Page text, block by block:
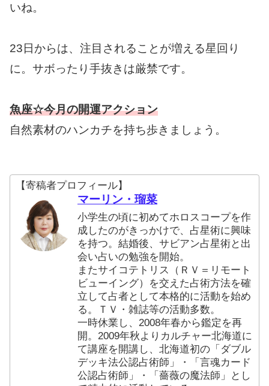
いね。
23日からは、注目されることが増える星回り
に。サボったり手抜きは厳禁です。
魚座☆今月の開運アクション
自然素材のハンカチを持ち歩きましょう。
【寄稿者プロフィール】
マーリン・瑠菜
小学生の頃に初めてホロスコープを作
成したのがきっかけで、占星術に興味
を持つ。結婚後、サビアン占星術と出
会い占いの勉強を開始。
またサイコテトリス（ＲＶ＝リモート
ビューイング）を交えた占術方法を確
立して占者として本格的に活動を始め
る。ＴＶ・雑誌等の活動多数。
一時休業し、2008年春から鑑定を再
開。2009年秋よりカルチャー北海道に
て講座を開講し、北海道初の「ダブル
デッキ法公認占術師」・「言魂カード
公認占術師」・「薔薇の魔法師」とし